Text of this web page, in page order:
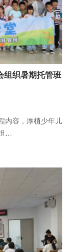
织暑期托管班
内容，厚植少年儿
…